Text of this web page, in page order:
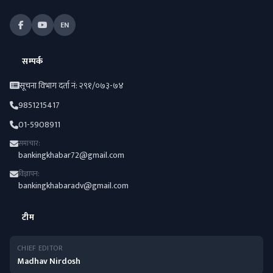
EN
सम्पर्क
सूचना विभाग दर्ता नं: २९१/०७३-७४
9851215417
01-5908911
समाचार:
bankingkhabar72@gmail.com
विज्ञापन:
bankingkhabaradv@gmail.com
टीम
CHIEF EDITOR
Madhav Nirdosh